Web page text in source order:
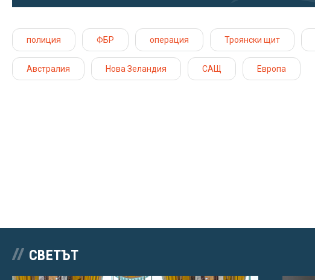
полиция ФБР операция Троянски щит
Австралия Нова Зеландия САЩ Европа
СВЕТЪТ